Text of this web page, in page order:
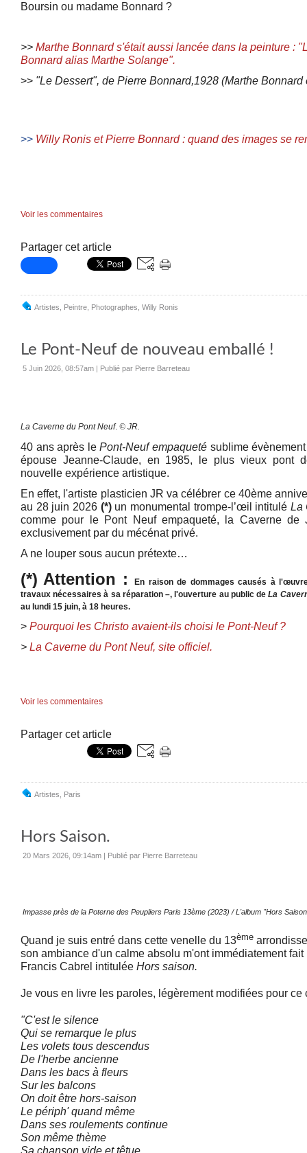
Boursin ou madame Bonnard ?
>> Marthe Bonnard s'était aussi lancée dans la peinture :
Bonnard alias Marthe Solange".
>> "Le Dessert", de Pierre Bonnard,1928 (Marthe Bonnard
>> Willy Ronis et Pierre Bonnard : quand des images se
Voir les commentaires
Partager cet article
Artistes Peintre Photographes Willy Ronis
Le Pont-Neuf de nouveau emballé !
5 Juin 2026, 08:57am | Publié par Pierre Barreteau
La Caverne du Pont Neuf. © JR.
40 ans après lePont-Neuf empaqueté sublime
épouse Jeanne-Claude, en 1985, le plus vieux pont
nouvelle expérience artistique.
En effet, l'artiste plasticien JR va célébrer ce 40ème
au 28 juin 2026 (*)un monumental trompe-l’œil intitulé La
comme pour le Pont Neuf empaqueté, la Caverne de
exclusivement par du mécénat privé.
A ne louper sous aucun prétexte…
(*) Attention :En raison de dommages causés à
travaux nécessaires à sa réparation –, l'ouverture au public deLa
au lundi 15 juin, à 18 heures.
> Pourquoi les Christo avaient-ils choisi le Pont-Neuf ?
> La Caverne du Pont Neuf, site officiel.
Voir les commentaires
Partager cet article
Artistes Paris
Hors Saison.
20 Mars 2026, 09:14am | Publié par Pierre Barreteau
Impasse près de la Poterne des Peupliers Paris 13ème (2023) / L'album "Hors
Quand je suis entré dans cette venelle du 13ème
son ambiance d'un calme absolu m'ont immédiatement
Francis Cabrel intitulée Hors saison.
Je vous en livre les paroles, légèrement modifiées pour ce
"C'est le silence
Qui se remarque le plus
Les volets tous descendus
De l'herbe ancienne
Dans les bacs à fleurs
Sur les balcons
On doit être hors-saison
Le périph' quand même
Dans ses roulements continue
Son même thème